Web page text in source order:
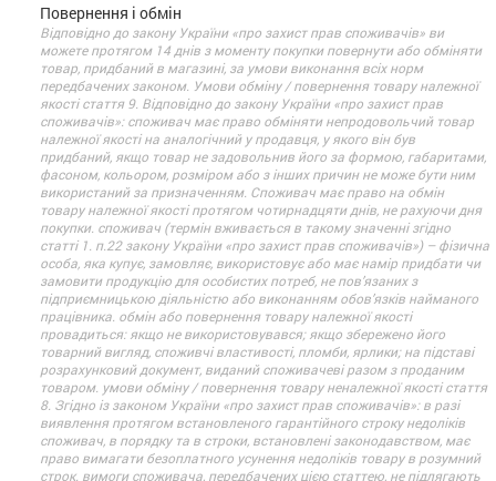
Повернення і обмін
Відповідно до закону України «про захист прав споживачів» ви
можете протягом 14 днів з моменту покупки повернути або обміняти
товар, придбаний в магазині, за умови виконання всіх норм
передбачених законом. Умови обміну / повернення товару належної
якості стаття 9. Відповідно до закону України «про захист прав
споживачів»: споживач має право обміняти непродовольчий товар
належної якості на аналогічний у продавця, у якого він був
придбаний, якщо товар не задовольнив його за формою, габаритами,
фасоном, кольором, розміром або з інших причин не може бути ним
використаний за призначенням. Споживач має право на обмін
товару належної якості протягом чотирнадцяти днів, не рахуючи дня
покупки. споживач (термін вживається в такому значенні згідно
статті 1. п.22 закону України «про захист прав споживачів») – фізична
особа, яка купує, замовляє, використовує або має намір придбати чи
замовити продукцію для особистих потреб, не пов’язаних з
підприємницькою діяльністю або виконанням обов’язків найманого
працівника. обмін або повернення товару належної якості
провадиться: якщо не використовувався; якщо збережено його
товарний вигляд, споживчі властивості, пломби, ярлики; на підставі
розрахунковий документ, виданий споживачеві разом з проданим
товаром. умови обміну / повернення товару неналежної якості стаття
8. Згідно із законом України «про захист прав споживачів»: в разі
виявлення протягом встановленого гарантійного строку недоліків
споживач, в порядку та в строки, встановлені законодавством, має
право вимагати безоплатного усунення недоліків товару в розумний
строк. вимоги споживача, передбачених цією статтею, не підлягають